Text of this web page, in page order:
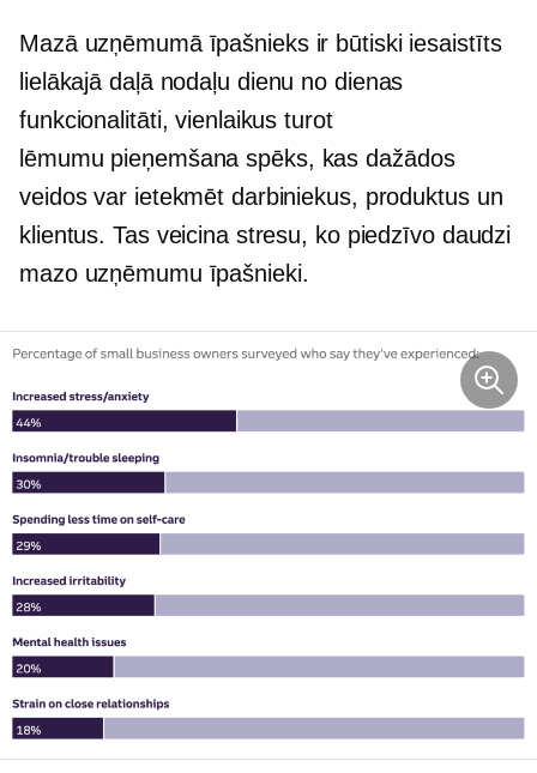
Mazā uzņēmumā īpašnieks ir būtiski iesaistīts
lielākajā daļā nodaļu dienu no dienas
funkcionalitāti, vienlaikus turot
lēmumu pieņemšana spēks, kas dažādos
veidos var ietekmēt darbiniekus, produktus un
klientus. Tas veicina stresu, ko piedzīvo daudzi
mazo uzņēmumu īpašnieki.